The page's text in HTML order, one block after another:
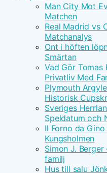
Man City Mot
Matchen
Real Madrid vs
Matchanalys
Ont i höften
Smärtan
Vad Gör Tomas
Privatliv Med
Plymouth
Historisk
Sveriges
Speldatum och
Il Forno da
Kungsholmen
Simon J.
familj
Hus till salu